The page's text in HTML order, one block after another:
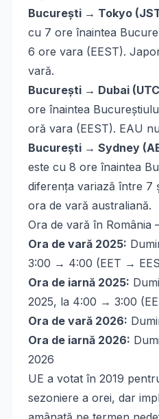
București → Tokyo
cu 7 ore înaintea
6 ore vara (EEST).
vară.
București → Dubai
ore înaintea
oră vara (EEST). EAU
București → Sydney
este cu 8 ore înaintea
diferența variază între 7
ora de vară australiană.
Ora de vară în România
Ora de vară 2025:
3:00 → 4:00 (EET →
Ora de iarnă 2025:
2025, la 4:00 → 3:00
Ora de vară 2026:
Ora de iarnă 2026:
2026
UE a votat în 2019
sezoniere a orei, dar